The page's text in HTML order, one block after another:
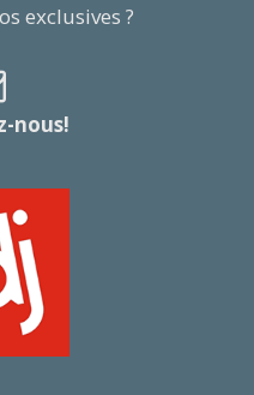
exclusives ?
nous!